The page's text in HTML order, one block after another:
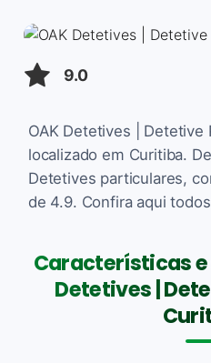
9.0
OAK Detetives | Detetive
localizado em Curitiba.
Detetives particulares,
de 4.9. Confira aqui
Características e
Detetives |